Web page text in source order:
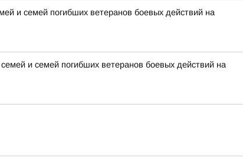
и семей погибших ветеранов боевых действий на
и семей погибших ветеранов боевых действий на